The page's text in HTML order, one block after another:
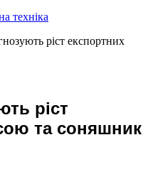
ріст експортних
ріст
та соняшник